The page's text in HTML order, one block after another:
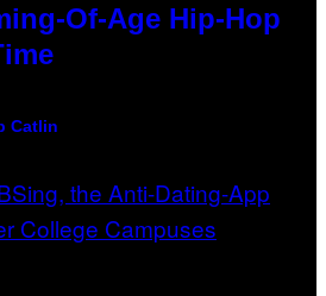
Of-Age Hip-Hop
Catlin